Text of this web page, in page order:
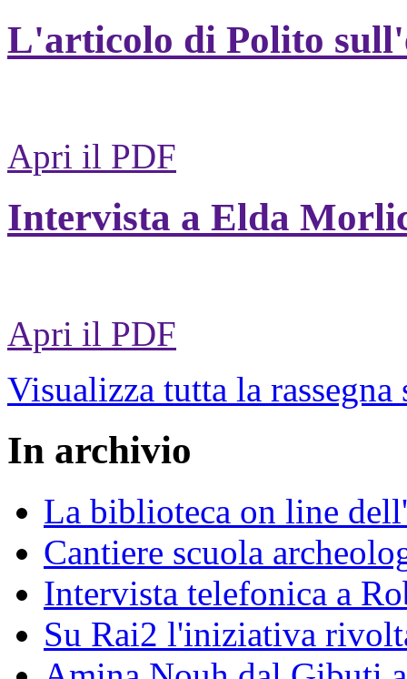
L'articolo di Polito
Apri il PDF
Intervista a Elda
Apri il PDF
Visualizza tutta la rassegna
In archivio
La biblioteca on line
Cantiere scuola
Intervista telefonica a
Su Rai2 l'iniziativa